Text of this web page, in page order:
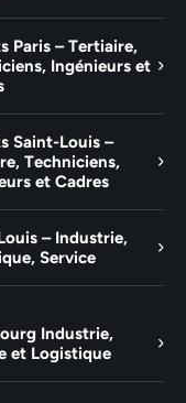
Paris – Tertiaire,
Ingénieurs et
Saint-Louis –
Techniciens,
et Cadres
– Industrie,
Service
Industrie,
et Logistique